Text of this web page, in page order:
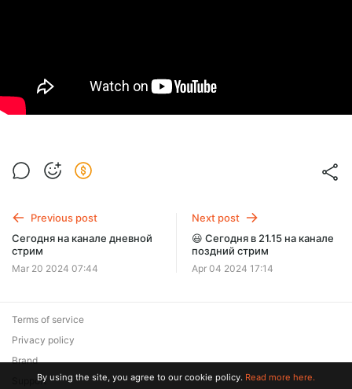
Previous post
Сегодня на канале дневной
стрим
Mar 20 2024 07:44
Next post
😃 Сегодня в 21.15 на канале
поздний стрим
Apr 04 2024 17:14
Terms of service
Privacy policy
Brand
SupportBy using the site, you agree to our cookie policy. Read more here.